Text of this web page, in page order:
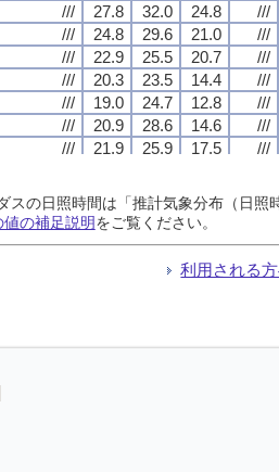
/// 27.8 32.0 24.8
///
/// 24.8 29.6 21.0
///
/// 22.9 25.5 20.7
///
/// 20.3 23.5 14.4
///
/// 19.0 24.7 12.8
///
/// 20.9 28.6 14.6
///
/// 21.9 25.9 17.5
///
/// 20.7 23.3 16.8
///
/// 19.5 23.6 16.4
///
17.1
///
/// 21.6 24.6 19.3 ///
/// 27.8 32.0 24.8
///
/// 24.8 29.6 21.0
///
/// 22.9 25.5 20.7
///
/// 20.3 23.5 14.4
///
/// 19.0 24.7 12.8
///
/// 20.9 28.6 14.6
///
/// 21.9 25.9 17.5
///
/// 20.7 23.3 16.8
///
/// 19.5 23.6 16.4
///
17.1
///
/// 21.6 24.6 19.3 ///
/// 27.8 32.0 24.8
///
/// 24.8 29.6 21.0
///
/// 22.9 25.5 20.7
///
/// 20.3 23.5 14.4
///
/// 19.0 24.7 12.8
///
/// 20.9 28.6 14.6
///
/// 21.9 25.9 17.5
///
/// 20.7 23.3 16.8
///
/// 19.5 23.6 16.4
///
17.1
///
/// 21.6 24.6 19.3 ///
/// 27.8 32.0 24.8
///
/// 24.8 29.6 21.0
///
/// 22.9 25.5 20.7
///
/// 20.3 23.5 14.4
///
/// 19.0 24.7 12.8
///
/// 20.9 28.6 14.6
///
/// 21.9 25.9 17.5
///
/// 20.7 23.3 16.8
///
/// 19.5 23.6 16.4
///
17.1
///
/// 21.6 24.6 19.3 ///
スの日照時間は「推計気象分布（日
の補足説明をご覧ください。
利用される